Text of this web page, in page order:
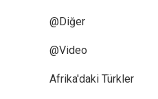
@Diğer
@Video
Afrika'daki Türkler